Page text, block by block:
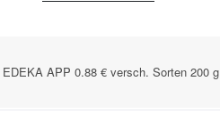
APP 0.88 € versch. Sorten 200 g